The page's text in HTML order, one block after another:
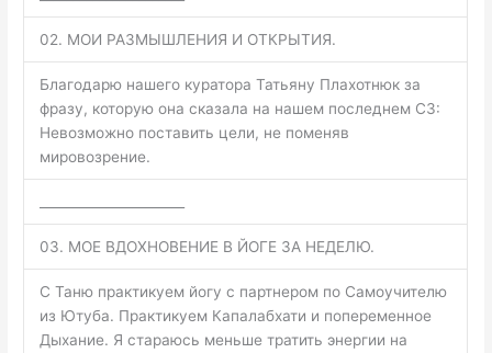
02. МОИ РАЗМЫШЛЕНИЯ И ОТКРЫТИЯ.
Благодарю нашего куратора Татьяну Плахотнюк за
фразу, которую она сказала на нашем последнем СЗ:
Невозможно поставить цели, не поменяв
мировозрение.
03. МОЕ ВДОХНОВЕНИЕ В ЙОГЕ ЗА НЕДЕЛЮ.
С Таню практикуем йогу с партнером по Самоучителю
из Ютуба. Практикуем Капалабхати и попеременное
Дыхание. Я стараюсь меньше тратить энергии на